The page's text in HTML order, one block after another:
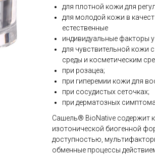
для плотной кожи для
для молодой кожи в
естественные
индивидуальные факторы
для чувствительной кожи
среды и косметическим
при розацеа;
при гиперемии кожи для
при сосудистых сеточках;
при дерматозных
Сашель® BioNativе содержит
изотонической биогенной
доступностью,
обменные процессы